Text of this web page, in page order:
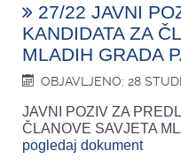
27/22 JAVNI
KANDIDATA ZA
MLADIH GRADA
OBJAVLJENO: 28
JAVNI POZIV ZA
ČLANOVE SAVJETA
pogledaj dokument